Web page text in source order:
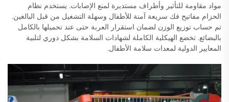
مواد مقاومة للتأثير وأطراف مستديرة لمنع الإصابات. يستخدم نظام
الحزام مفاتيح فك سريعة آمنة للأطفال وسهلة التشغيل من قبل البالغين.
تم حساب توزيع الوزن لضمان استقرار العربة حتى عند تحميلها بالكامل
بالبضائع. تخضع الهيكلية الكاملة لشهادات السلامة بشكل دوري لتلبية
المعايير الدولية لمعدات سلامة الأطفال.